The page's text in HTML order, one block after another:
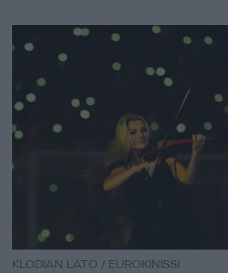
KLODIAN LATO / EUROKINISSI